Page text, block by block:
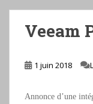
Veeam
1 juin 2018
Annonce d’une